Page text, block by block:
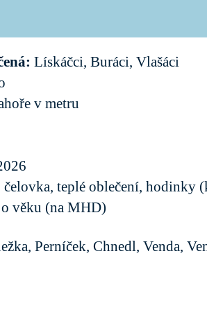
Lískáčci, Buráci, Vlašáci
v metru
teplé oblečení, hodinky
věku (na MHD)
Perníček, Chnedl, Venda,